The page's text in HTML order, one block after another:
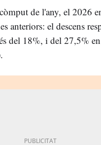
de l'any, el 2026
anteriors: el descens
del 18%, i del 27,5%